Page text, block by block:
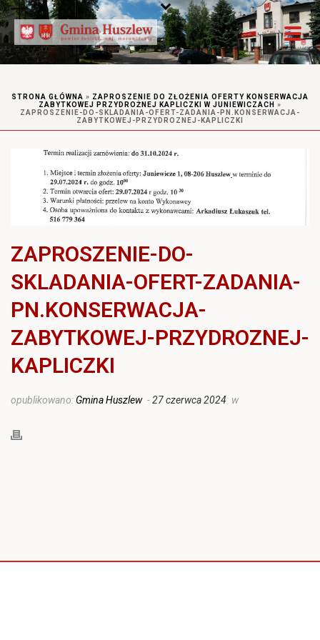
STRONA GŁÓWNA » ZAPROSZENIE DO ZŁOŻENIA OFERTY KONSERWACJA
ZABYTKOWEJ PRZYDROŻNEJ KAPLICZKI W JUNIEWICZACH »
ZAPROSZENIE-DO-SKLADANIA-OFERT-ZADANIA-PN.KONSERWACJA-
ZABYTKOWEJ-PRZYDROZNEJ-KAPLICZKI
ZAPROSZENIE-DO-
SKLADANIA-OFERT-ZADANIA-
PN.KONSERWACJA-
ZABYTKOWEJ-PRZYDROZNEJ-
KAPLICZKI
opublikowano: Gmina Huszlew -27 czerwca 2024 w